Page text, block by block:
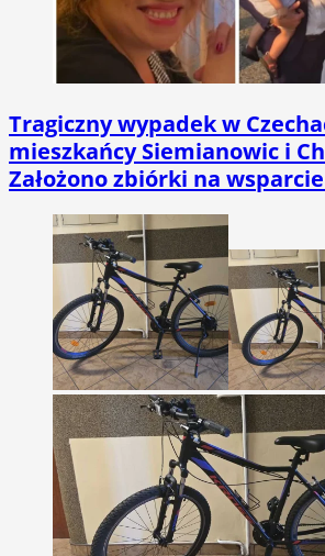
Tragiczny wypadek w
mieszkańcy Siemianowic i
Założono zbiórki na